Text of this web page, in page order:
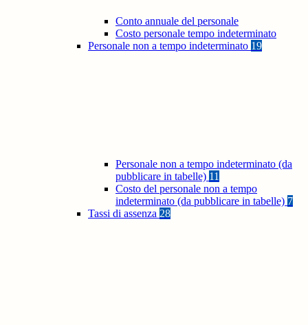
Conto annuale del personale
Costo personale tempo indeterminato
Personale non a tempo indeterminato 19
Personale non a tempo indeterminato (da
pubblicare in tabelle) 11
Costo del personale non a tempo
indeterminato (da pubblicare in tabelle) 7
Tassi di assenza 28